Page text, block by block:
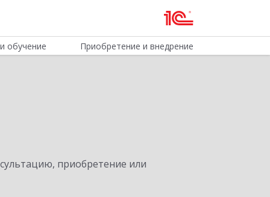
обучение Приобретение и внедрение
приобретение или